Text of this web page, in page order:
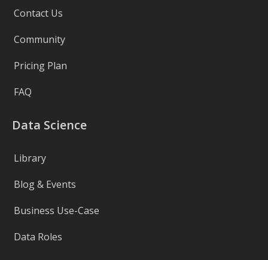
Contact Us
Community
Pricing Plan
FAQ
Data Science
Library
Blog & Events
Business Use-Case
Data Roles